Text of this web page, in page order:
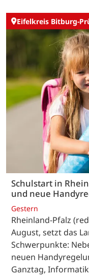
Eifelkreis Bitburg-
Schulstart in
und neue
Gestern
Rheinland-Pfalz
August, setzt das
Schwerpunkte:
neuen
Ganztag,